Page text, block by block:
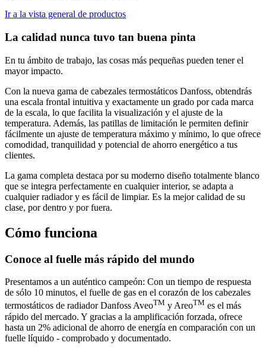
Ir a la vista general de productos
La calidad nunca tuvo tan buena pinta
En tu ámbito de trabajo, las cosas más pequeñas pueden tener el
mayor impacto.
Con la nueva gama de cabezales termostáticos Danfoss, obtendrás
una escala frontal intuitiva y exactamente un grado por cada marca
de la escala, lo que facilita la visualización y el ajuste de la
temperatura. Además, las patillas de limitación le permiten definir
fácilmente un ajuste de temperatura máximo y mínimo, lo que ofrece
comodidad, tranquilidad y potencial de ahorro energético a tus
clientes.
La gama completa destaca por su moderno diseño totalmente blanco
que se integra perfectamente en cualquier interior, se adapta a
cualquier radiador y es fácil de limpiar. Es la mejor calidad de su
clase, por dentro y por fuera.
Cómo funciona
Conoce al fuelle más rápido del mundo
Presentamos a un auténtico campeón: Con un tiempo de respuesta
de sólo 10 minutos, el fuelle de gas en el corazón de los cabezales
termostáticos de radiador Danfoss AveoTM y AreoTM es el más
rápido del mercado. Y gracias a la amplificación forzada, ofrece
hasta un 2% adicional de ahorro de energía en comparación con un
fuelle líquido - comprobado y documentado.